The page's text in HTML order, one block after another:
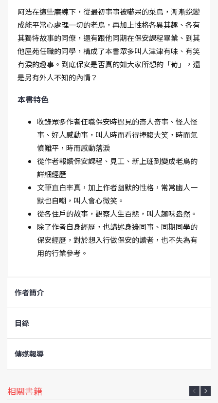
阿浩在這些磨練下，從最初事事被嚇呆的菜鳥，漸漸蛻變
成能平常心處理一切的老鳥，再加上性格各異其趣、各有
其獨特故事的同僚，還有跟他同期在保安課程畢業、到其
他屋苑任職的同學，構成了本書眾多叫人津津有味、有笑
有淚的趣事。到底保安是否真的如大家所想的「荀」，還
是另有外人不知的內情？
本書特色
收錄眾多作者任職保安時遇見的奇人奇事、怪人怪
事、好人感動事，叫人時而看得捧腹大笑，時而氣
憤難平，時而感動落淚
從作者報讀保安課程、見工、新上班到變成老鳥的
詳細經歷
文筆直白率真，加上作者幽默的性格，常常幽人一
默也自嘲，叫人會心微笑。
從各住戶的故事，觀察人生百態，叫人趣味盎然。
除了作者自身經歷，也講述身邊同事、同期同學的
保安經歷，對於想入行做保安的讀者，也不失為有
用的行業參考。
作者簡介
目錄
傳媒報導
相關書籍